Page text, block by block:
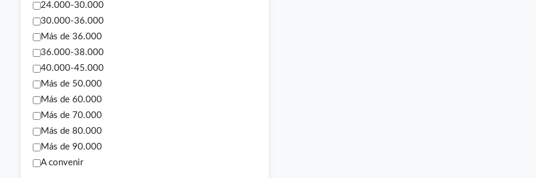
24.000-30.000
30.000-36.000
Más de 36.000
36.000-38.000
40.000-45.000
Más de 50.000
Más de 60.000
Más de 70.000
Más de 80.000
Más de 90.000
A convenir